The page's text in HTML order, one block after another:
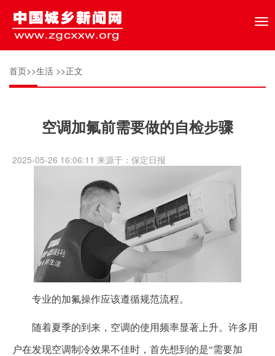
首页>>生活 >>正文
空调加氟前需要做的自检步骤
2025-05-26 16:06:11 来源于：保定日报
专业的加氟操作应该遵循规范流程。
随着夏季的到来，空调的使用频率显著上升。许多用
户在发现空调制冷效果不佳时，首先想到的是“需要加